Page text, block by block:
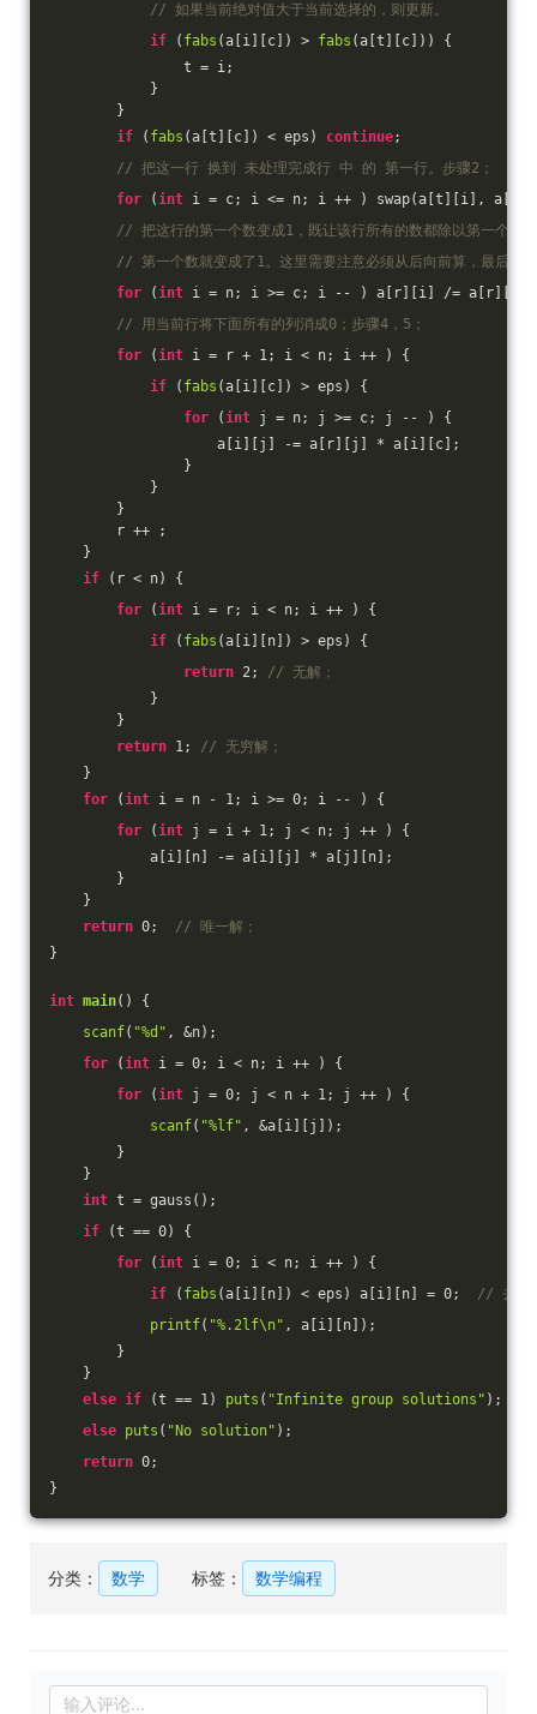
// 如果当前绝对值大于当前选择的，则更新。
if ( fabs (a[i][c]) > fabs (a[t][c])) {
t = i;
}
}
if ( fabs (a[t][c]) < eps) continue;
// 把这一行 换到 未处理完成行 中 的 第一行。步骤2；
for (int i = c; i <= n; i ++ ) swap(a[t][i],
// 把这行的第一个数变成1，既让该行所有的数都除以第一个数
// 第一个数就变成了1。这里需要注意必须从后向前算，最后一
for (int i = n; i >= c; i -- ) a[r][i] /= a[r][c];
// 用当前行将下面所有的列消成0；步骤4，5；
for (int i = r + 1; i < n; i ++ ) {
if ( fabs (a[i][c]) > eps) {
for (int j = n; j >= c; j -- ) {
a[i][j] -= a[r][j] * a[i][c];
}
}
}
r ++ ;
}
if (r < n) {
for (int i = r; i < n; i ++ ) {
if ( fabs (a[i][n]) > eps) {
return 2; // 无解；
}
}
return 1; // 无穷解；
}
for (int i = n - 1; i >= 0; i -- ) {
for (int j = i + 1; j < n; j ++ ) {
a[i][n] -= a[i][j] * a[j][n];
}
}
return 0; // 唯一解；
}
int main()
{
scanf( "%d" , &n);
for (int i = 0; i < n; i ++ ) {
for (int j = 0; j < n + 1; j ++ ) {
scanf( "%lf" , &a[i][j]);
}
}
int t = gauss();
if (t == 0) {
for (int i = 0; i < n; i ++ ) {
if ( fabs (a[i][n]) < eps) a[i][n] = 0; // 去掉
printf( "%.2lf\n" , a[i][n]);
}
}
else if (t == 1) puts ( "Infinite group solutions" );
else puts ( "No solution" );
return 0;
}
分类： 数学 标签： 数学编程